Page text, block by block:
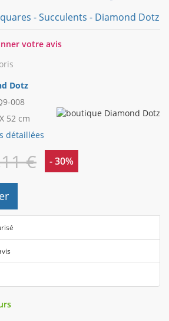
- Succulents - Diamond Dotz
votre avis
Dotz
008
52 cm
détaillées
€ - 30%